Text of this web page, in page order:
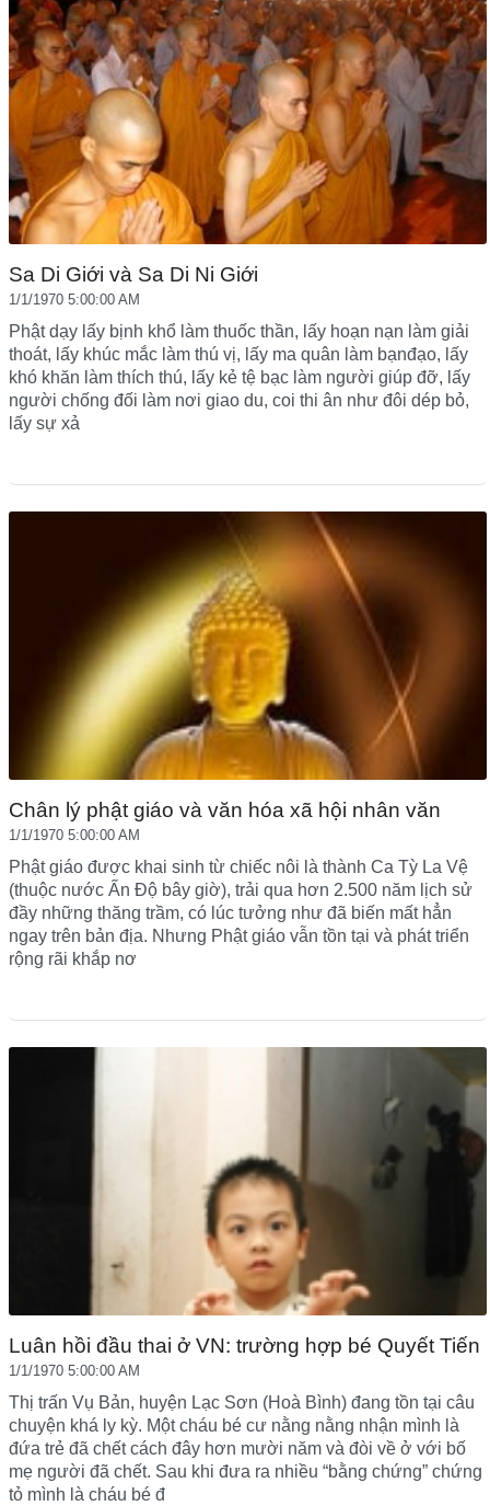
Sa Di Giới và Sa Di Ni Giới
1/1/1970 5:00:00 AM
Phật dạy lấy bịnh khổ làm thuốc thần, lấy hoạn nạn làm giải
thoát, lấy khúc mắc làm thú vị, lấy ma quân làm bạnđạo, lấy
khó khăn làm thích thú, lấy kẻ tệ bạc làm người giúp đỡ, lấy
người chống đối làm nơi giao du, coi thi ân như đôi dép bỏ,
lấy sự xả
Chân lý phật giáo và văn hóa xã hội nhân văn
1/1/1970 5:00:00 AM
Phật giáo được khai sinh từ chiếc nôi là thành Ca Tỳ La Vệ
(thuộc nước Ấn Độ bây giờ), trải qua hơn 2.500 năm lịch sử
đầy những thăng trầm, có lúc tưởng như đã biến mất hẳn
ngay trên bản địa. Nhưng Phật giáo vẫn tồn tại và phát triển
rộng rãi khắp nơ
Luân hồi đầu thai ở VN: trường hợp bé Quyết Tiến
1/1/1970 5:00:00 AM
Thị trấn Vụ Bản, huyện Lạc Sơn (Hoà Bình) đang tồn tại câu
chuyện khá ly kỳ. Một cháu bé cư nằng nằng nhận mình là
đứa trẻ đã chết cách đây hơn mười năm và đòi về ở với bố
mẹ người đã chết. Sau khi đưa ra nhiều “bằng chứng” chứng
tỏ mình là cháu bé đ